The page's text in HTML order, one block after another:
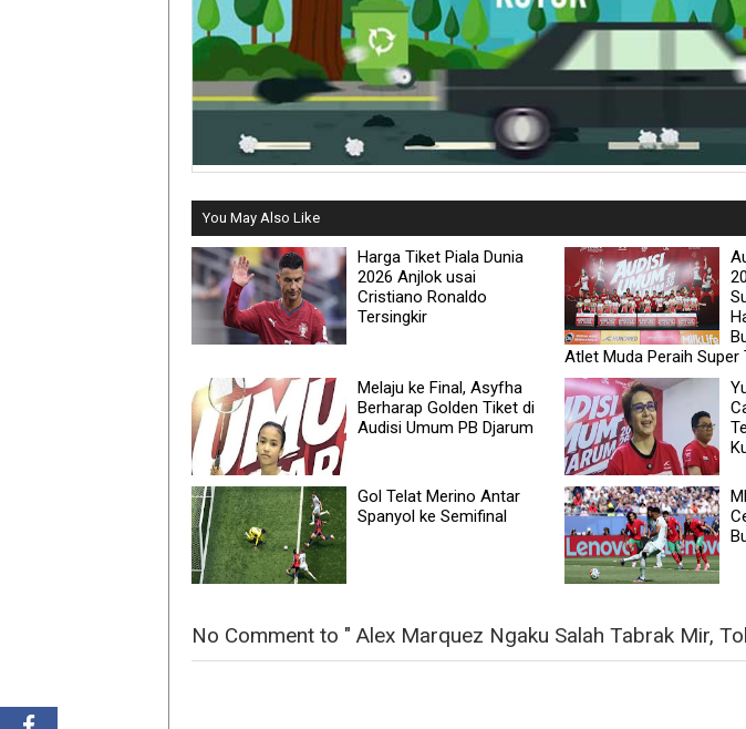
You May Also Like
Harga Tiket Piala Dunia
2026 Anjlok usai
Cristiano Ronaldo
Tersingkir
Atlet Muda Peraih Super
Melaju ke Final, Asyfha
Berharap Golden Tiket di
Audisi Umum PB Djarum
Gol Telat Merino Antar
Spanyol ke Semifinal
No Comment to " Alex Marquez Ngaku Salah Tabrak Mir,